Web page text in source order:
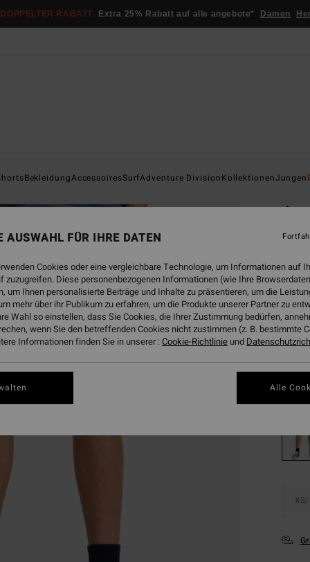
DOPPELTER RABATT Extra 25% Rabatt auf alle angebote* Damen
BekleidungAccessoiresSurfAdventure DivisionKollektionenJungen
ECO-
€
€
SALE
Farbe
AUSWAHL FÜR IHRE DATEN
Cookies oder eine vergleichbare Technologie, um Informationen auf
zuzugreifen. Diese personenbezogenen Informationen (wie Ihre
um Ihnen personalisierte Beiträge und Inhalte zu präsentieren, um die
mehr über ihr Publikum zu erfahren, um die Produkte unserer Partner zu
Wahl so einstellen, dass Sie Cookies, die Ihrer Zustimmung bedürfen,
wenn Sie den betreffenden Cookies nicht zustimmen (z. B. bestimmte
Informationen finden Sie in unserer :Cookie-Richtlinie und
Alle